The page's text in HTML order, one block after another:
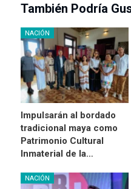
También Podría
NACIÓN
Impulsarán al bordado
tradicional maya como
Patrimonio Cultural
Inmaterial de la…
NACIÓN